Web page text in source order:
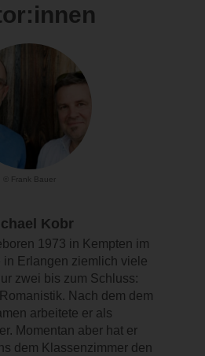
© Frank Bauer
Kobr
1973 in Kempten im
in Erlangen ziemlich viele
zwei bis zum Schluss:
Nach dem dem
arbeitete er als
Momentan aber hat er
dem Klassenzimmer den